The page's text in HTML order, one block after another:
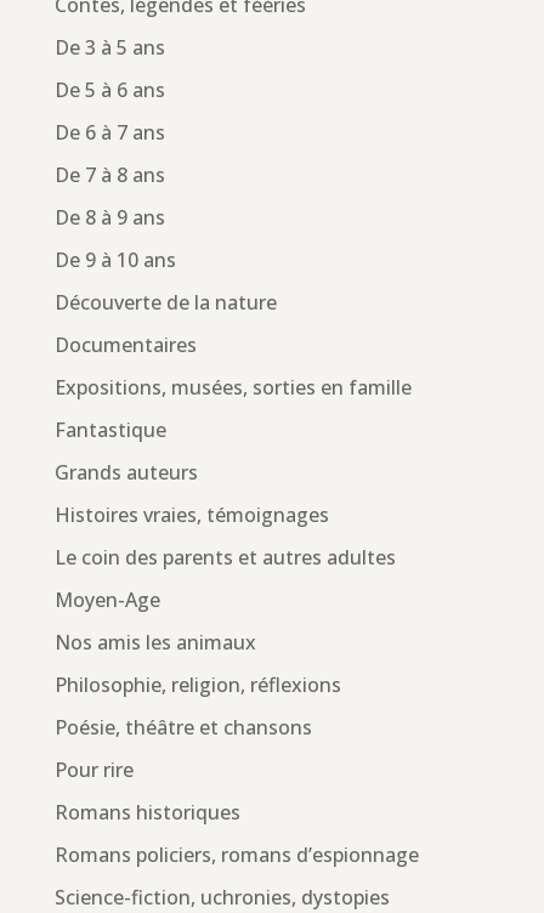
De 3 à 5 ans
De 5 à 6 ans
De 6 à 7 ans
De 7 à 8 ans
De 8 à 9 ans
De 9 à 10 ans
Découverte de la nature
Documentaires
Expositions, musées, sorties en famille
Fantastique
Grands auteurs
Histoires vraies, témoignages
Le coin des parents et autres adultes
Moyen-Age
Nos amis les animaux
Philosophie, religion, réflexions
Poésie, théâtre et chansons
Pour rire
Romans historiques
Romans policiers, romans d’espionnage
Science-fiction, uchronies, dystopies